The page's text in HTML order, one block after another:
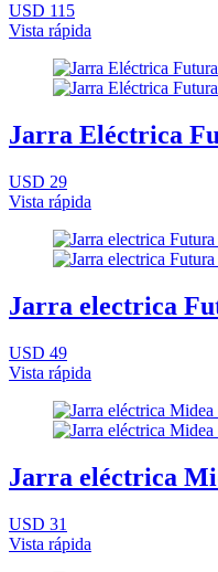
USD 115
Vista rápida
Jarra Eléctrica
USD 29
Vista rápida
Jarra electrica
USD 49
Vista rápida
Jarra eléctrica
USD 31
Vista rápida